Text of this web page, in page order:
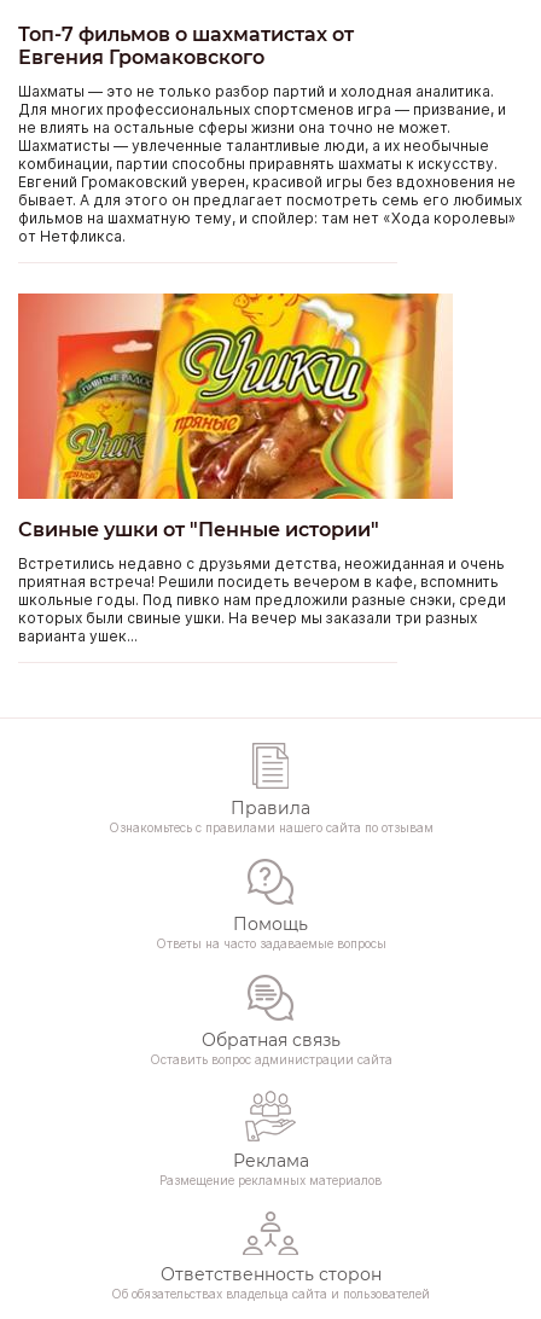
Топ-7 фильмов о шахматистах от
Евгения Громаковского
Шахматы — это не только разбор партий и холодная аналитика.
Для многих профессиональных спортсменов игра — призвание, и
не влиять на остальные сферы жизни она точно не может.
Шахматисты — увлеченные талантливые люди, а их необычные
комбинации, партии способны приравнять шахматы к искусству.
Евгений Громаковский уверен, красивой игры без вдохновения не
бывает. А для этого он предлагает посмотреть семь его любимых
фильмов на шахматную тему, и спойлер: там нет «Хода королевы»
от Нетфликса.
Свиные ушки от "Пенные истории"
Встретились недавно с друзьями детства, неожиданная и очень
приятная встреча! Решили посидеть вечером в кафе, вспомнить
школьные годы. Под пивко нам предложили разные снэки, среди
которых были свиные ушки. На вечер мы заказали три разных
варианта ушек...
Правила
Ознакомьтесь с правилами нашего сайта по отзывам
Помощь
Ответы на часто задаваемые вопросы
Обратная связь
Оставить вопрос администрации сайта
Реклама
Размещение рекламных материалов
Ответственность сторон
Об обязательствах владельца сайта и пользователей